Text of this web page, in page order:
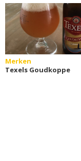
Merken
Texels Goudkoppe